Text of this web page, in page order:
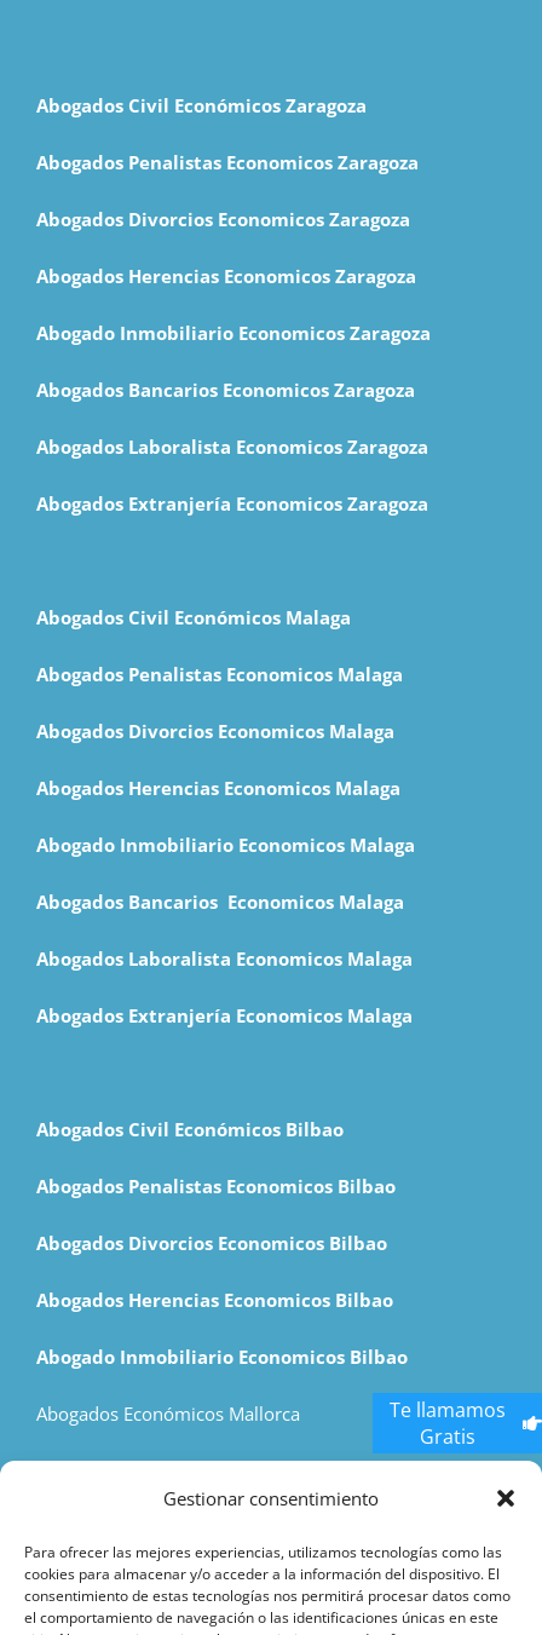
Gestionar consentimiento
Para ofrecer las mejores experiencias, utilizamos tecnologías como las
cookies para almacenar y/o acceder a la información del dispositivo. El
consentimiento de estas tecnologías nos permitirá procesar datos como
el comportamiento de navegación o las identificaciones únicas en este
Abogados Civil Económicos Zaragoza
Abogados Penalistas Economicos Zaragoza
Abogados Divorcios Economicos Zaragoza
Abogados Herencias Economicos Zaragoza
Abogado Inmobiliario Economicos Zaragoza
Abogados Bancarios Economicos Zaragoza
Abogados Laboralista Economicos Zaragoza
Abogados Extranjería Economicos Zaragoza
Abogados Civil Económicos Malaga
Abogados Penalistas Economicos Malaga
Abogados Divorcios Economicos Malaga
Abogados Herencias Economicos Malaga
Abogado Inmobiliario Economicos Malaga
Abogados Bancarios Economicos Malaga
Abogados Laboralista Economicos Malaga
Abogados Extranjería Economicos Malaga
Abogados Civil Económicos Bilbao
Abogados Penalistas Economicos Bilbao
Abogados Divorcios Economicos Bilbao
Abogados Herencias Economicos Bilbao
Abogado Inmobiliario Economicos Bilbao
Abogados Económicos Mallorca
Te llamamos
Gratis